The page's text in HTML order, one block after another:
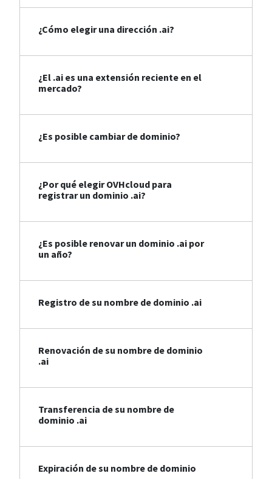
¿Cómo elegir una dirección .ai?
¿El .ai es una extensión reciente en el
mercado?
¿Es posible cambiar de dominio?
¿Por qué elegir OVHcloud para
registrar un dominio .ai?
¿Es posible renovar un dominio .ai por
un año?
Registro de su nombre de dominio .ai
Renovación de su nombre de dominio
.ai
Transferencia de su nombre de
dominio .ai
Expiración de su nombre de dominio